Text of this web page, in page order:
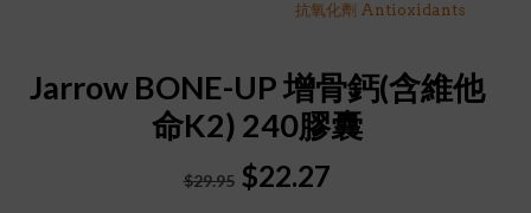
抗氧化劑 Antioxidants
Jarrow BONE-UP 增骨鈣(含維他
命K2) 240膠囊
$29.95 Original
$22.27Current